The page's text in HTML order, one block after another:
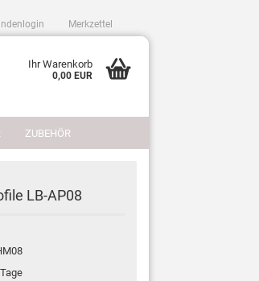
Merkzettel
Ihr Warenkorb
0,00 EUR
ZUBEHÖR
LB-AP08